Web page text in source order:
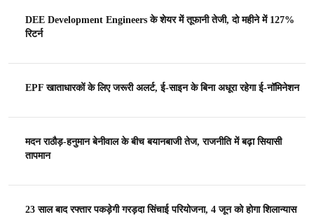
DEE Development Engineers के शेयर में तूफानी तेजी, दो महीने में 127%
रिटर्न
EPF खाताधारकों के लिए जरूरी अलर्ट, ई-साइन के बिना अधूरा रहेगा ई-नॉमिनेशन
मदन राठौड़-हनुमान बेनीवाल के बीच बयानबाजी तेज, राजनीति में बढ़ा सियासी
तापमान
23 साल बाद रफ्तार पकड़ेगी गरड़दा सिंचाई परियोजना, 4 जून को होगा शिलान्यास